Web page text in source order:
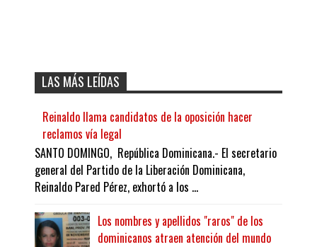
LAS MÁS LEÍDAS
Reinaldo llama candidatos de la oposición hacer
reclamos vía legal
SANTO DOMINGO, República Dominicana.- El secretario
general del Partido de la Liberación Dominicana,
Reinaldo Pared Pérez, exhortó a los ...
Los nombres y apellidos "raros" de los
dominicanos atraen atención del mundo